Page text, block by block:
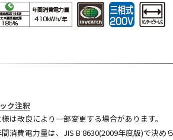
ク注釈
は改良により一部変更する場合があります。
消費電力量は、JIS B 8630(2009年度版)で決め